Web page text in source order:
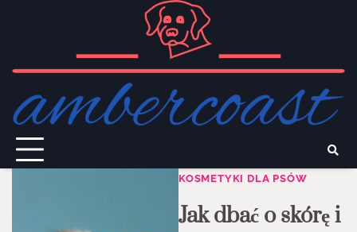
KOSMETYKI DLA PSÓW
Jak dbać o skórę i